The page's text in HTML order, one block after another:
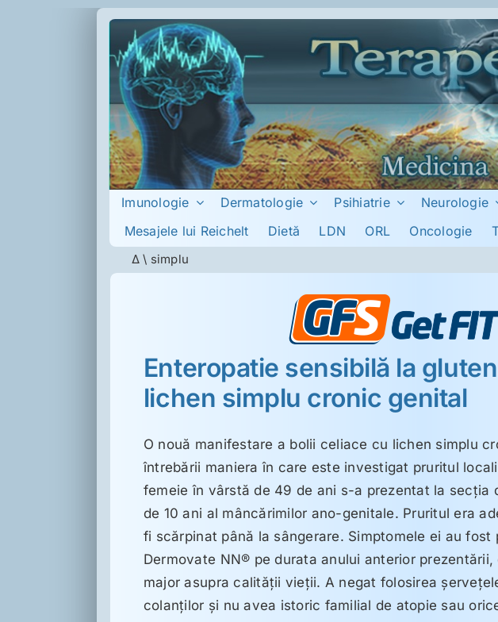
Imunologie Dermatologie Psihiatrie Neurologie
Mesajele lui Reichelt
Dietă LDN ORL Oncologie
Δ \ simplu
Enteropatie sensibilă la
lichen simplu cronic genital
O nouă manifestare a bolii celiace cu lichen simplu
întrebării maniera în care este investigat pruritul
femeie în vârstă de 49 de ani s-a prezentat la secţia
de 10 ani al mâncărimilor ano-genitale. Pruritul era
fi scărpinat până la sângerare. Simptomele ei au
Dermovate NN® pe durata anului anterior
major asupra calităţii vieţii. A negat folosirea
colanţilor şi nu avea istoric familial de atopie sau